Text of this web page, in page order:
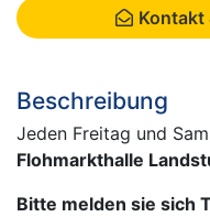
Kontakt
Beschreibung
Jeden Freitag und
Flohmarkthalle
Bitte melden sie sich